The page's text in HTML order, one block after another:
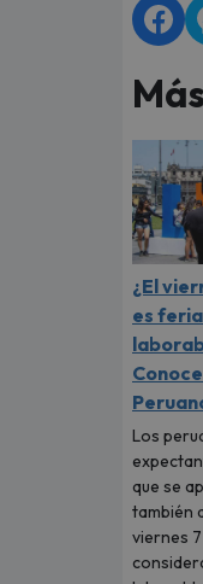
¿El
es
Los
que se
también
viernes